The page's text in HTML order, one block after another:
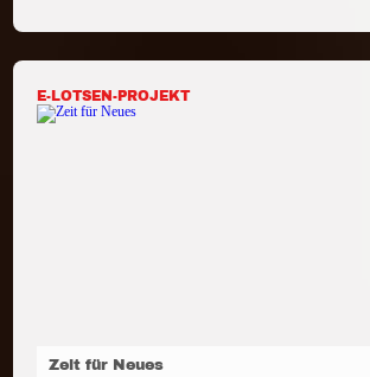
E-LOTSEN-PROJEKT
Zeit für Neues